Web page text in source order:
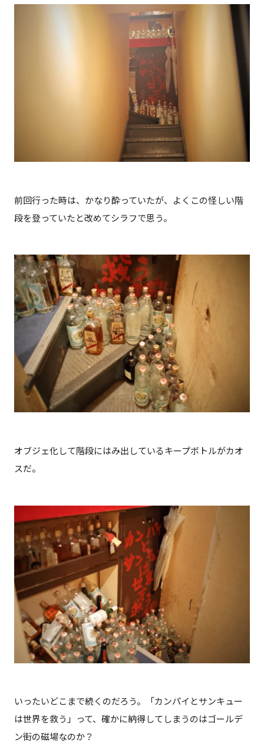
前回行った時は、かなり酔っていたが、よくこの怪しい階
段を登っていたと改めてシラフで思う。
オブジェ化して階段にはみ出しているキープボトルがカオ
スだ。
いったいどこまで続くのだろう。「カンパイとサンキュー
は世界を救う」って、確かに納得してしまうのはゴールデ
ン街の磁場なのか？